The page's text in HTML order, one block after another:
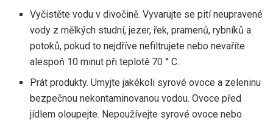
Vyčistěte vodu v divočině. Vyvarujte se pití neupravené
vody z mělkých studní, jezer, řek, pramenů, rybníků a
potoků, pokud to nejdříve nefiltrujete nebo nevaříte
alespoň 10 minut při teplotě 70 ° C.
Prát produkty. Umyjte jakékoli syrové ovoce a zeleninu
bezpečnou nekontaminovanou vodou. Ovoce před
jídlem oloupejte. Nepoužívejte syrové ovoce nebo